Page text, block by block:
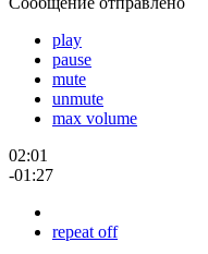
play
pause
mute
unmute
max volume
02:01
-01:27
repeat off